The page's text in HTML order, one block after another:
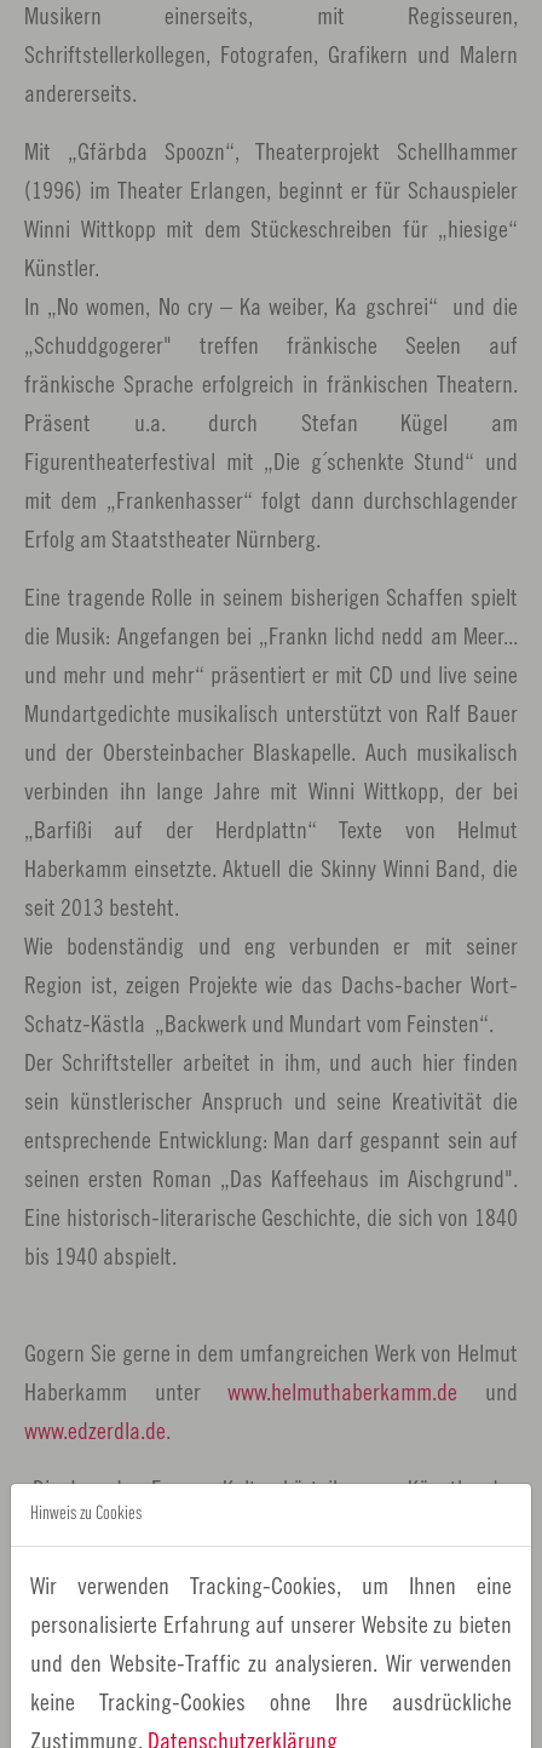
Musikern einerseits, mit Regisseuren,
Schriftstellerkollegen, Fotografen, Grafikern und Malern
andererseits.
Mit „Gfärbda Spoozn“, Theaterprojekt Schellhammer
(1996) im Theater Erlangen, beginnt er für Schauspieler
Winni Wittkopp mit dem Stückeschreiben für „hiesige“
Künstler.
In „No women, No cry – Ka weiber, Ka gschrei“ und die
„Schuddgogerer" treffen fränkische Seelen auf
fränkische Sprache erfolgreich in fränkischen Theatern.
Präsent u.a. durch Stefan Kügel am
Figurentheaterfestival mit „Die g´schenkte Stund“ und
mit dem „Frankenhasser“ folgt dann durchschlagender
Erfolg am Staatstheater Nürnberg.
Eine tragende Rolle in seinem bisherigen Schaffen spielt
die Musik: Angefangen bei „Frankn lichd nedd am Meer...
und mehr und mehr“ präsentiert er mit CD und live seine
Mundartgedichte musikalisch unterstützt von Ralf Bauer
und der Obersteinbacher Blaskapelle. Auch musikalisch
verbinden ihn lange Jahre mit Winni Wittkopp, der bei
„Barfißi auf der Herdplattn“ Texte von Helmut
Haberkamm einsetzte. Aktuell die Skinny Winni Band, die
seit 2013 besteht.
Wie bodenständig und eng verbunden er mit seiner
Region ist, zeigen Projekte wie das Dachs-bacher Wort-
Schatz-Kästla „Backwerk und Mundart vom Feinsten“.
Der Schriftsteller arbeitet in ihm, und auch hier finden
sein künstlerischer Anspruch und seine Kreativität die
entsprechende Entwicklung: Man darf gespannt sein auf
seinen ersten Roman „Das Kaffeehaus im Aischgrund".
Eine historisch-literarische Geschichte, die sich von 1840
bis 1940 abspielt.
Gogern Sie gerne in dem umfangreichen Werk von Helmut
Haberkamm unterwww.helmuthaberkamm.de und
www.edzerdla.de.
Die Jury des Forums Kultur kürt ihn zum Künstler des
Monats August 2016. Er ist der produktive künstlerische
künstlerisch hohem Niveau, was in und im Franken
entdeckt werden kann.
Ansprechpartner:
Hinweis zu Cookies
Wir verwenden Tracking-Cookies, um Ihnen eine
personalisierte Erfahrung auf unserer Website zu bieten
und den Website-Traffic zu analysieren. Wir verwenden
keine Tracking-Cookies ohne Ihre ausdrückliche
Zustimmung. Datenschutzerklärung